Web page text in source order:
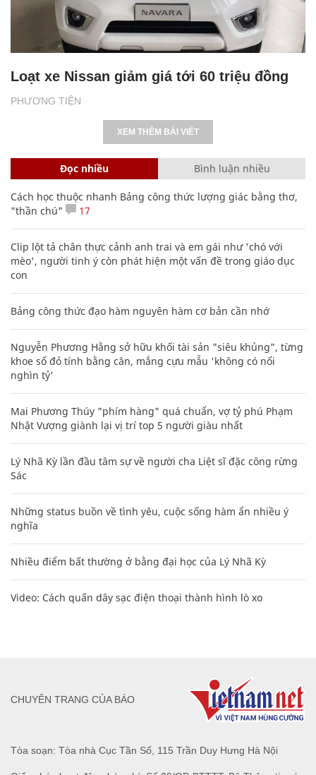
PHƯƠNG TIỆN
Loạt xe Nissan giảm giá tới 60 triệu đồng
XEM THÊM BÀI VIẾT
Đọc nhiều Bình luận nhiều
Cách học thuộc nhanh Bảng công thức lượng giác bằng thơ,
"thần chú"
17
Clip lột tả chân thực cảnh anh trai và em gái như 'chó với
mèo', người tinh ý còn phát hiện một vấn đề trong giáo dục
con
Bảng công thức đạo hàm nguyên hàm cơ bản cần nhớ
Nguyễn Phương Hằng sở hữu khối tài sản "siêu khủng", từng
khoe sổ đỏ tính bằng cân, mắng cựu mẫu 'không có nổi
nghìn tỷ'
Mai Phương Thúy "phím hàng" quá chuẩn, vợ tỷ phú Phạm
Nhật Vượng giành lại vị trí top 5 người giàu nhất
Lý Nhã Kỳ lần đầu tâm sự về người cha Liệt sĩ đặc công rừng
Sác
Những status buồn về tình yêu, cuộc sống hàm ẩn nhiều ý
nghĩa
Nhiều điểm bất thường ở bằng đại học của Lý Nhã Kỳ
Video: Cách quấn dây sạc điện thoại thành hình lò xo
Tòa soạn: Tòa nhà Cục Tần Số, 115 Trần Duy Hưng Hà Nội
CHUYÊN TRANG CỦA BÁO